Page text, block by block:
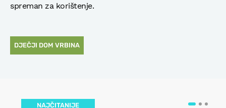
spreman za korištenje.
DJEČJI DOM VRBINA
NAJČITANIJE